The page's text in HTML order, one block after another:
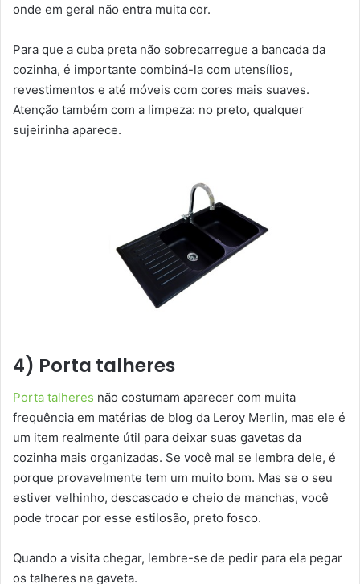
onde em geral não entra muita cor.
Para que a cuba preta não sobrecarregue a bancada da
cozinha, é importante combiná-la com utensílios,
revestimentos e até móveis com cores mais suaves.
Atenção também com a limpeza: no preto, qualquer
sujeirinha aparece.
4) Porta talheres
Porta talheres não costumam aparecer com muita
frequência em matérias de blog da Leroy Merlin, mas ele é
um item realmente útil para deixar suas gavetas da
cozinha mais organizadas. Se você mal se lembra dele, é
porque provavelmente tem um muito bom. Mas se o seu
estiver velhinho, descascado e cheio de manchas, você
pode trocar por esse estilosão, preto fosco.
Quando a visita chegar, lembre-se de pedir para ela pegar
os talheres na gaveta.